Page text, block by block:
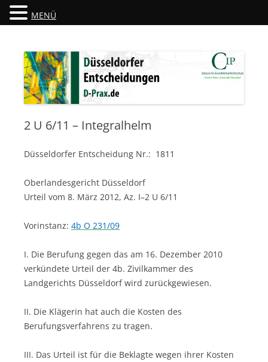
Düsseldorfer Entscheidungen
2 U 6/11 – Integralhelm
Düsseldorfer Entscheidung Nr.: 1811
Oberlandesgericht Düsseldorf
Urteil vom 8. März 2012, Az. I–2 U 6/11
Vorinstanz: 4b O 231/09
I. Die Berufung gegen das am 16. Dezember 2010
verkündete Urteil der 4b. Zivilkammer des
Landgerichts Düsseldorf wird zurückgewiesen.
II. Die Klägerin hat auch die Kosten des
Berufungsverfahrens zu tragen.
III. Das Urteil ist für die Beklagte wegen ihrer Kosten
MENÜ